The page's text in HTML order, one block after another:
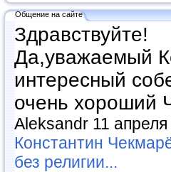
Общение на сайте
Здравствуйте!
Да,уважаемый
интересный
очень хороший
Aleksandr 11
Константин
без религии...